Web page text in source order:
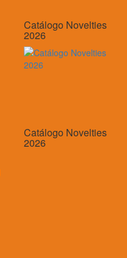
Catálogo Novelties
2026
Catálogo Novelties
2026